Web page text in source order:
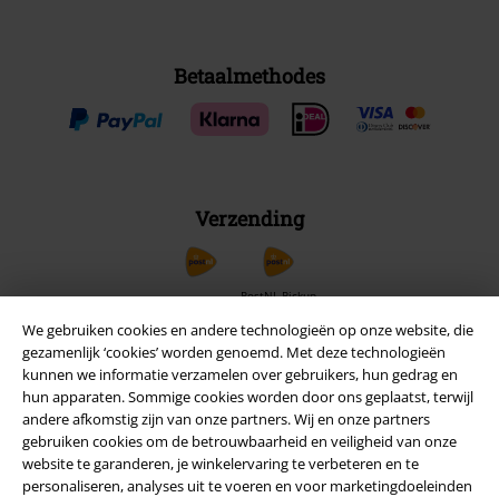
We gebruiken cookies en andere technologieën op onze website, die
gezamenlijk ‘cookies’ worden genoemd. Met deze technologieën
kunnen we informatie verzamelen over gebruikers, hun gedrag en
hun apparaten. Sommige cookies worden door ons geplaatst, terwijl
andere afkomstig zijn van onze partners. Wij en onze partners
gebruiken cookies om de betrouwbaarheid en veiligheid van onze
website te garanderen, je winkelervaring te verbeteren en te
personaliseren, analyses uit te voeren en voor marketingdoeleinden
Betaalmethodes
Verzending
PostNL Pickup
large app
Download gratis de nieuwe large app en profiteer van alle nieuwe
functies en voordelen!